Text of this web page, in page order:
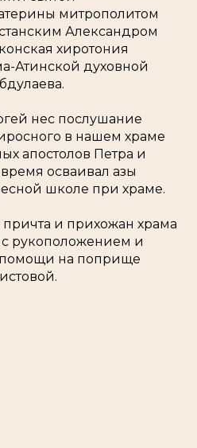
митрополитом
Александром
хиротония
Атинской духовной
нес послушание
в нашем храме
апостолов Петра и
осваивал азы
школе при храме.
причта и прихожан храма
рукоположением и
на поприще